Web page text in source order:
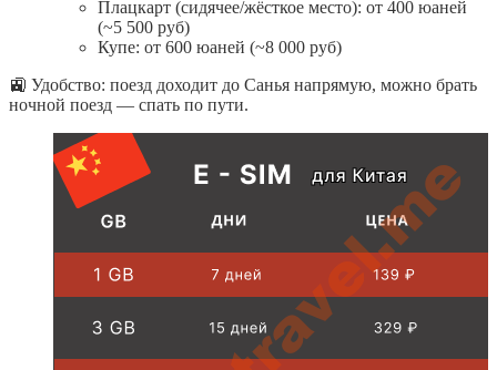
Плацкарт (сидячее/жёсткое место): от 400 юаней
(~5 500 руб)
Купе: от 600 юаней (~8 000 руб)
🚉 Удобство: поезд доходит до Санья напрямую, можно брать
ночной поезд — спать по пути.